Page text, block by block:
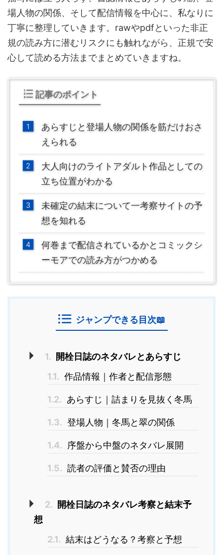
場人物の関係、そして配信情報を中心に、私なりに
丁寧に整理していきます。rawやpdfといった非正
規の読み方に潜むリスクにも触れながら、正規で安
心して読める方法までまとめていきますね。
記事のポイント
あらすじと登場人物の関係を筋だけおさ
えられる
大人向けのライトアダルト作品としての
立ち位置がわかる
未確定の結末について一考察サイトの予
想を知れる
何巻まで配信されているかとコミックシ
ーモアでの読み方がつかめる
ジャンプできる目次📖
1.
開栓日誌のネタバレとあらすじ
1.1. 作品情報｜作者と配信形態
1.2. あらすじ｜詰まりを見抜く冬馬
1.3. 登場人物｜冬馬と翠の関係
1.4. 序盤から中盤のネタバレ展開
1.5. 読者の評価と賛否の理由
2.
開栓日誌のネタバレ考察と結末予
想
2.1. 結末はどうなる？考察と予想